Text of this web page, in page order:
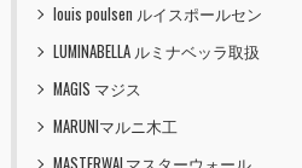
louis poulsen ルイスポールセン
LUMINABELLA ルミナベッラ取扱
MAGIS マジス
MARUNIマルニ木工